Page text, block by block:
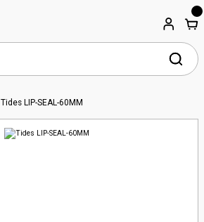
Tides LIP-SEAL-60MM